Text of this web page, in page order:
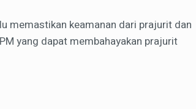
memastikan keamanan dari prajurit dan
yang dapat membahayakan prajurit